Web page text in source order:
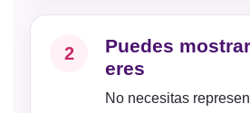
2
Puedes
eres
No necesitas